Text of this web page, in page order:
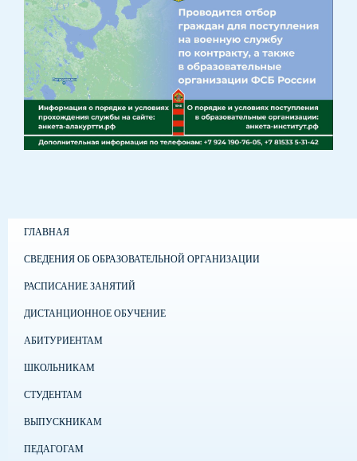
ГЛАВНАЯ
СВЕДЕНИЯ ОБ ОБРАЗОВАТЕЛЬНОЙ ОРГАНИЗАЦИИ
РАСПИСАНИЕ ЗАНЯТИЙ
ДИСТАНЦИОННОЕ ОБУЧЕНИЕ
АБИТУРИЕНТАМ
ШКОЛЬНИКАМ
СТУДЕНТАМ
ВЫПУСКНИКАМ
ПЕДАГОГАМ